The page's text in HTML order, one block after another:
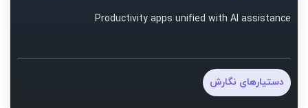
Productivity apps unified with AI assistance
دستیارهای نگارش